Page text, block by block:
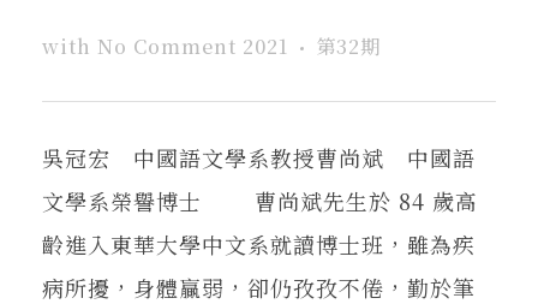
with No Comment 2021 第32期
吳冠宏 中國語文學系教授曹尚斌 中國語
文學系榮譽博士 曹尚斌先生於 84 歲高
齡進入東華大學中文系就讀博士班，雖為疾
病所擾，身體贏弱，卻仍孜孜不倦，勤於筆